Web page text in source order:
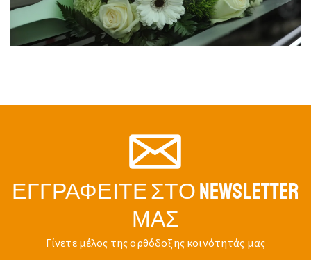
ΕΓΓΡΑΦΕΊΤΕ ΣΤΟ NEWSLETTER
ΜΑΣ
Γίνετε μέλος της ορθόδοξης κοινότητάς μας